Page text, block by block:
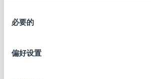
必要的
偏好设置
*视操作条件而定（